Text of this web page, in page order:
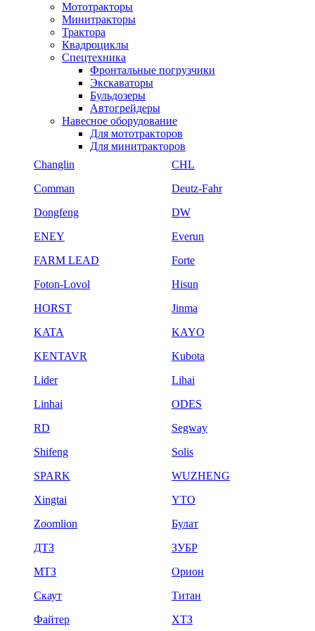
Мототракторы
Минитракторы
Трактора
Квадроциклы
Спецтехника
Фронтальные погрузчики
Экскаваторы
Бульдозеры
Автогрейдеры
Навесное оборудование
Для мототракторов
Для минитракторов
Changlin
CHL
Comman
Deutz-Fahr
Dongfeng
DW
ENEY
Everun
FARM LEAD
Forte
Foton-Lovol
Hisun
HORST
Jinma
KATA
KAYO
KENTAVR
Kubota
Lider
Lihai
Linhai
ODES
RD
Segway
Shifeng
Solis
SPARK
WUZHENG
Xingtai
YTO
Zoomlion
Булат
ДТЗ
ЗУБР
МТЗ
Орион
Скаут
Титан
Файтер
ХТЗ